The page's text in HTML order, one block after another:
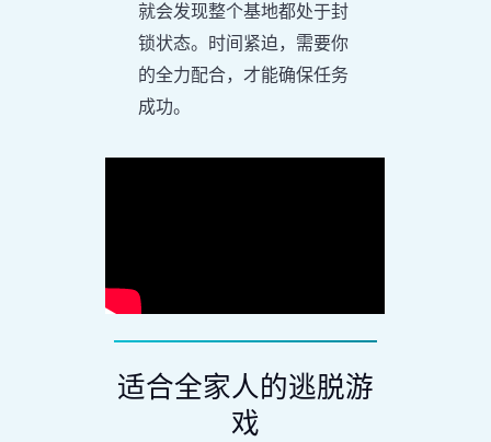
就会发现整个基地都处于封
锁状态。时间紧迫，需要你
的全力配合，才能确保任务
成功。
适合全家人的逃脱游
戏